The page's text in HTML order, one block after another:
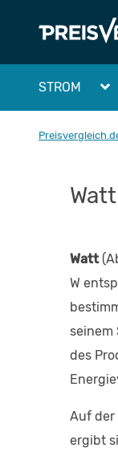
STROM
Watt
Watt
W
des
Auf der
ergibt